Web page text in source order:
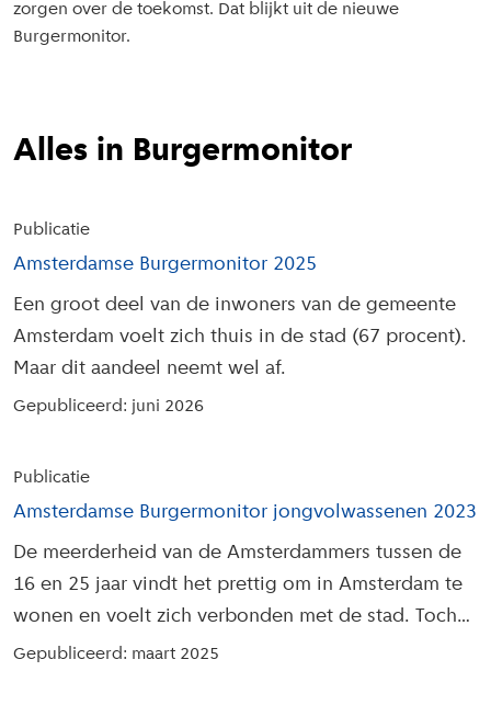
zorgen over de toekomst. Dat blijkt uit de nieuwe
Burgermonitor.
Alles in Burgermonitor
Amsterdamse Burgermonitor 2025
Publicatie
Een groot deel van de inwoners van de gemeente
Amsterdam voelt zich thuis in de stad (67 procent).
Maar dit aandeel neemt wel af.
Gepubliceerd: juni 2026
Amsterdamse Burgermonitor jongvolwassenen 2023
Publicatie
De meerderheid van de Amsterdammers tussen de
16 en 25 jaar vindt het prettig om in Amsterdam te
wonen en voelt zich verbonden met de stad. Toch
zijn er ook zorgen.
Gepubliceerd: maart 2025